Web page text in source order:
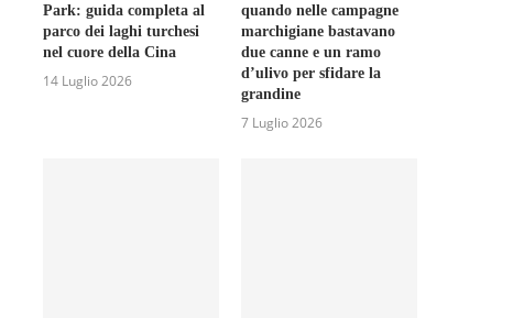
Park: guida completa al
parco dei laghi turchesi
nel cuore della Cina
14 Luglio 2026
quando nelle campagne
marchigiane bastavano
due canne e un ramo
d’ulivo per sfidare la
grandine
7 Luglio 2026